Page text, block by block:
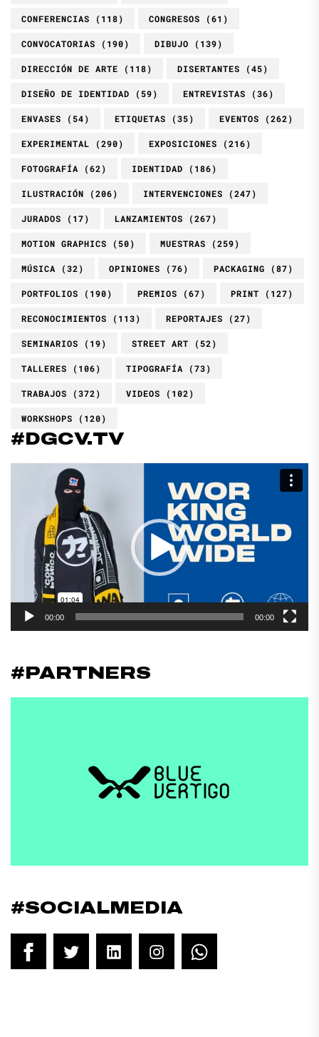
CONFERENCIAS (118) CONGRESOS (61)
CONVOCATORIAS (190) DIBUJO (139)
DIRECCIÓN DE ARTE (118) DISERTANTES (45)
DISEÑO DE IDENTIDAD (59) ENTREVISTAS (36)
ENVASES (54) ETIQUETAS (35) EVENTOS (262)
EXPERIMENTAL (290) EXPOSICIONES (216)
FOTOGRAFÍA (62) IDENTIDAD (186)
ILUSTRACIÓN (206) INTERVENCIONES (247)
JURADOS (17) LANZAMIENTOS (267)
MOTION GRAPHICS (50) MUESTRAS (259)
MÚSICA (32) OPINIONES (76) PACKAGING (87)
PORTFOLIOS (190) PREMIOS (67) PRINT (127)
RECONOCIMIENTOS (113) REPORTAJES (27)
SEMINARIOS (19) STREET ART (52)
TALLERES (106) TIPOGRAFÍA (73)
TRABAJOS (372) VIDEOS (102)
WORKSHOPS (120)
#DGCV.TV
Reproductor
00:00 00:00
#PARTNERS
#SOCIALMEDIA
FacebookTwitter LinkedInInstagram